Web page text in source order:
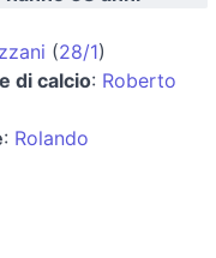
(28/1)
di calcio: Roberto
: Rolando